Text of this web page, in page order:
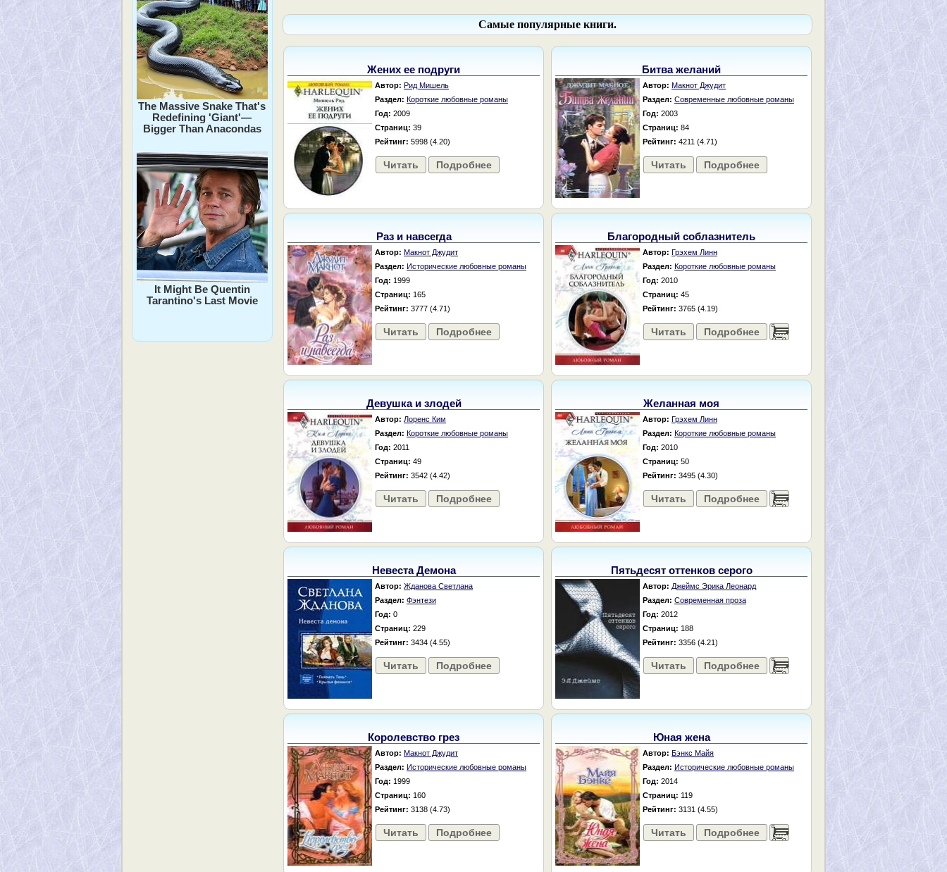
The Massive Snake That's
Redefining 'Giant'—
Bigger Than Anacondas
It Might Be Quentin
Tarantino's Last Movie
Самые популярные книги.
Жених ее подруги
Автор: Рид Мишель
Раздел: Короткие любовные романы
Год: 2009
Страниц: 39
Рейтинг: 5998 (4.20)
Читать Подробнее
Битва желаний
Автор: Макнот Джудит
Раздел: Современные любовные романы
Год: 2003
Страниц: 84
Рейтинг: 4211 (4.71)
Читать Подробнее
Раз и навсегда
Автор: Макнот Джудит
Раздел: Исторические любовные романы
Год: 1999
Страниц: 165
Рейтинг: 3777 (4.71)
Читать Подробнее
Благородный соблазнитель
Автор: Грэхем Линн
Раздел: Короткие любовные романы
Год: 2010
Страниц: 45
Рейтинг: 3765 (4.19)
Читать Подробнее ......
Девушка и злодей
Автор: Лоренс Ким
Раздел: Короткие любовные романы
Год: 2011
Страниц: 49
Рейтинг: 3542 (4.42)
Читать Подробнее
Желанная моя
Автор: Грэхем Линн
Раздел: Короткие любовные романы
Год: 2010
Страниц: 50
Рейтинг: 3495 (4.30)
Читать Подробнее ......
Невеста Демона
Автор: Жданова Светлана
Раздел: Фэнтези
Год: 0
Страниц: 229
Рейтинг: 3434 (4.55)
Читать Подробнее
Пятьдесят оттенков серого
Автор: Джеймс Эрика Леонард
Раздел: Современная проза
Год: 2012
Страниц: 188
Рейтинг: 3356 (4.21)
Читать Подробнее ......
Королевство грез
Автор: Макнот Джудит
Раздел: Исторические любовные романы
Год: 1999
Страниц: 160
Рейтинг: 3138 (4.73)
Читать Подробнее
Юная жена
Автор: Бэнкс Майя
Раздел: Исторические любовные романы
Год: 2014
Страниц: 119
Рейтинг: 3131 (4.55)
Читать Подробнее ......